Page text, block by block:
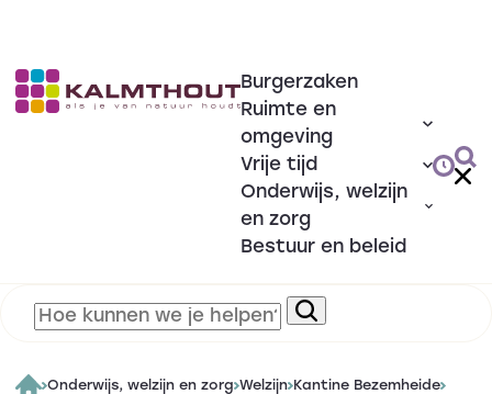
Burgerzaken
Ruimte en
omgeving
Vrije tijd
Onderwijs, welzijn
en zorg
Bestuur en beleid
Onderwijs, welzijn en zorg Welzijn Kantine Bezemheide